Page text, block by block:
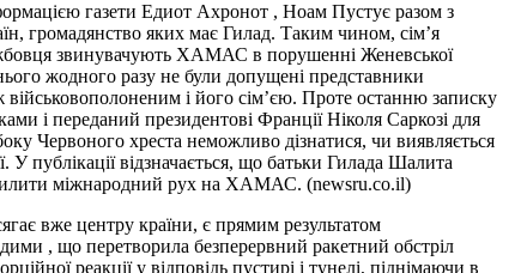
газети Едиот Ахронот , Ноам Пустує разом з
громадянство яких має Гилад. Таким чином, сім’я
звинувачують ХАМАС в порушенні Женевської
жодного разу не були допущені представники
і його сім’єю. Проте останню записку
і переданий президентові Франції Ніколя Саркозі для
Червоного хреста неможливо дізнатися, чи виявляється
публікації відзначається, що батьки Гилада Шалита
міжнародний рух на ХАМАС. (newsru.co.il)
вже центру країни, є прямим результатом
, що перетворила безперервний ракетний обстріл
реакції у відповідь пустирі і тунелі, піднімаючи в